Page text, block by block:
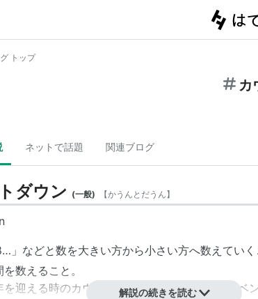
トップ
カ
ネットで話題 関連ブログ
ダウン (一般) 【かうんとだうん】
」などと数を大きい方から小さい方へ数えていく
数えること。
を迎える時のカウントダウンは各地で派手なイベ
解説の続きを読む